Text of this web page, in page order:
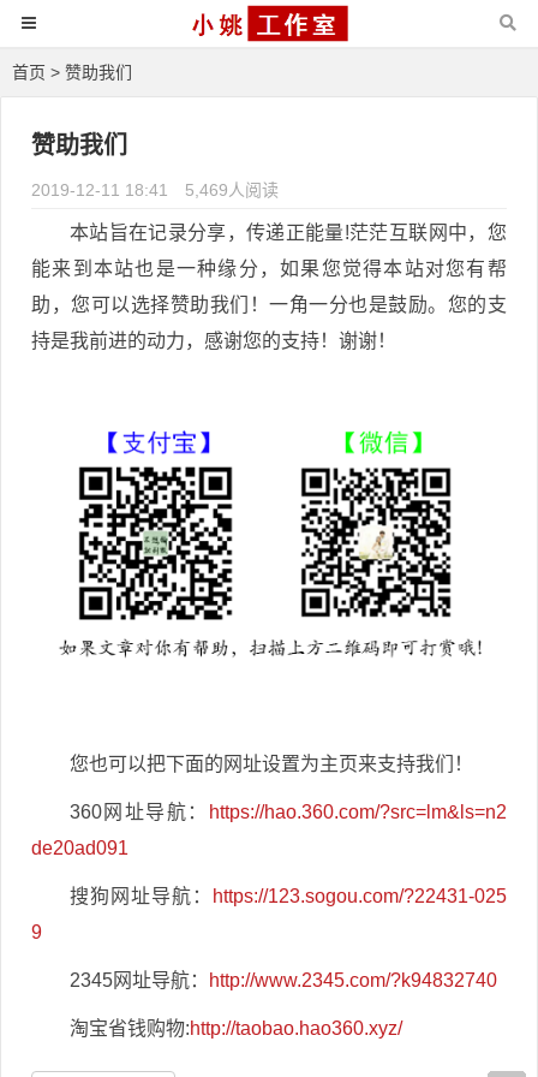
首页 > 赞助我们
赞助我们
2019-12-11 18:41 5,469人阅读
本站旨在记录分享，传递正能量!茫茫互联网中，您
能来到本站也是一种缘分，如果您觉得本站对您有帮
助，您可以选择赞助我们！一角一分也是鼓励。您的支
持是我前进的动力，感谢您的支持！谢谢！
您也可以把下面的网址设置为主页来支持我们！
360网址导航：
https://hao.360.com/?src=lm&ls=n2
de20ad091
搜狗网址导航：
https://123.sogou.com/?22431-025
9
2345网址导航： http://www.2345.com/?k94832740
淘宝省钱购物:http://taobao.hao360.xyz/